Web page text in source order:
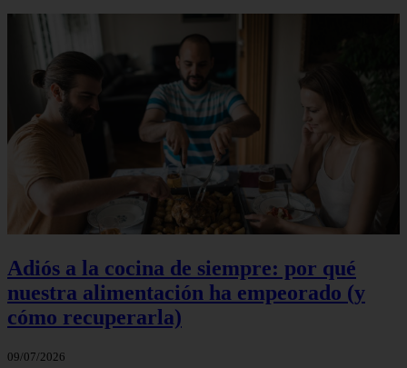
Adiós a la cocina de siempre: por qué
nuestra alimentación ha empeorado (y
cómo recuperarla)
09/07/2026